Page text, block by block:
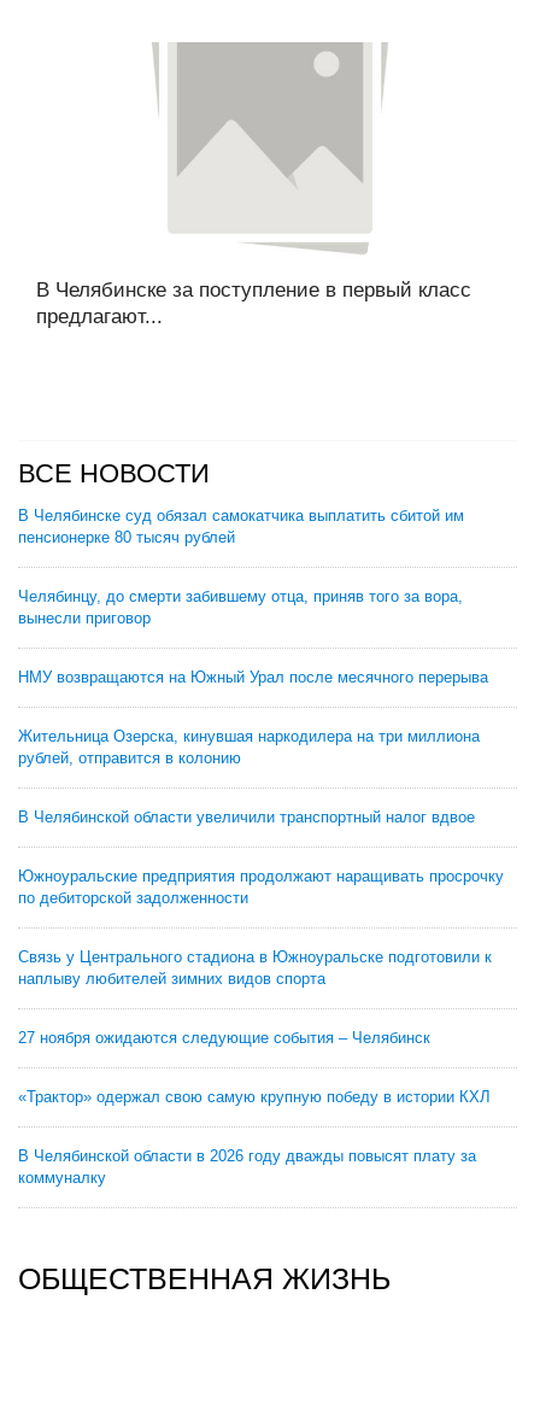
В Челябинске за поступление в первый класс
предлагают...
ВСЕ НОВОСТИ
В Челябинске суд обязал самокатчика выплатить сбитой им
пенсионерке 80 тысяч рублей
Челябинцу, до смерти забившему отца, приняв того за вора,
вынесли приговор
НМУ возвращаются на Южный Урал после месячного перерыва
Жительница Озерска, кинувшая наркодилера на три миллиона
рублей, отправится в колонию
В Челябинской области увеличили транспортный налог вдвое
Южноуральские предприятия продолжают наращивать просрочку
по дебиторской задолженности
Связь у Центрального стадиона в Южноуральске подготовили к
наплыву любителей зимних видов спорта
27 ноября ожидаются следующие события – Челябинск
«Трактор» одержал свою самую крупную победу в истории КХЛ
В Челябинской области в 2026 году дважды повысят плату за
коммуналку
ОБЩЕСТВЕННАЯ ЖИЗНЬ